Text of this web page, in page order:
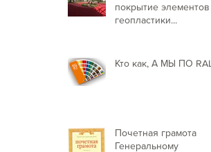
покрытие элементов
геопластики...
Кто как, А МЫ ПО RAL!
Почетная грамота
Генеральному